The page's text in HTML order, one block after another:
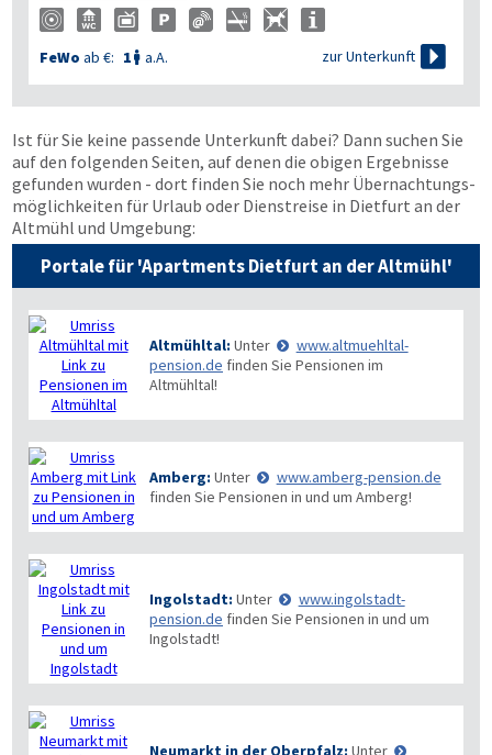
FeWo ab €: 1  a.A. zur Unterkunft 
Ist für Sie keine passende Unterkunft dabei? Dann suchen Sie
auf den folgenden Seiten, auf denen die obigen Ergebnisse
gefunden wurden - dort finden Sie noch mehr Übernachtungs­
möglichkeiten für Urlaub oder Dienstreise in Dietfurt an der
Altmühl und Umgebung:
Portale für 'Apartments Dietfurt an der Altmühl'
Altmühltal: Unter
www.altmuehltal-
pension.de finden Sie Pensionen im
Altmühltal!
Amberg: Unter
www.amberg-pension.de
finden Sie Pensionen in und um Amberg!
Ingolstadt: Unter
www.ingolstadt-
pension.de finden Sie Pensionen in und um
Ingolstadt!
Neumarkt in der Oberpfalz: Unter